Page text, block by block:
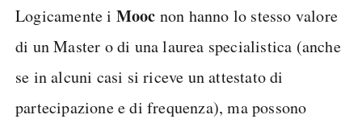
Logicamente i Mooc non hanno lo stesso valore
di un Master o di una laurea specialistica (anche
se in alcuni casi si riceve un attestato di
partecipazione e di frequenza), ma possono